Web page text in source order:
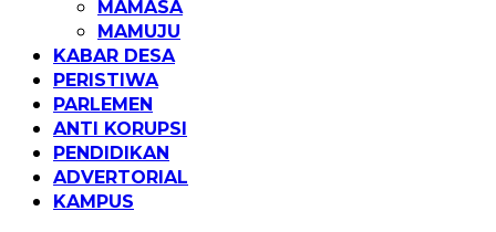
MAMASA
MAMUJU
KABAR DESA
PERISTIWA
PARLEMEN
ANTI KORUPSI
PENDIDIKAN
ADVERTORIAL
KAMPUS